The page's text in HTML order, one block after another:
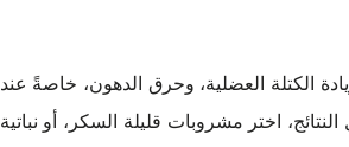
الكتلة العضلية، وحرق الدهون، خاصةً عند
اختر مشروبات قليلة السكر، أو نباتية